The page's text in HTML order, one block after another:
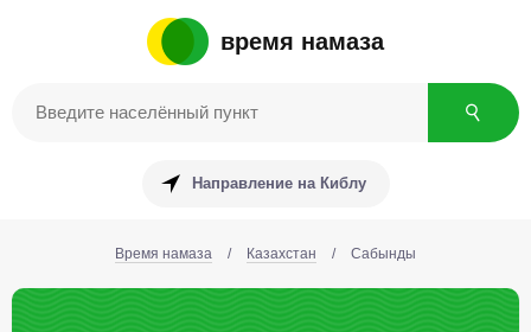
время намаза
Направление на Киблу
Время намаза / Казахстан / Сабынды